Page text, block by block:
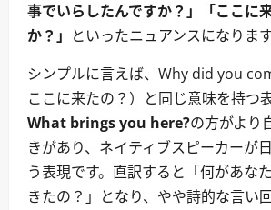
事でいらしたんですか？」「ここに
か？」 といったニュアンスになります
シンプルに言えば、Why did you
ここに来たの？）と同じ意味を持つ
What brings you here?の方がより
きがあり、ネイティブスピーカーが
う表現です。直訳すると「何があな
きたの？」となり、やや詩的な言い